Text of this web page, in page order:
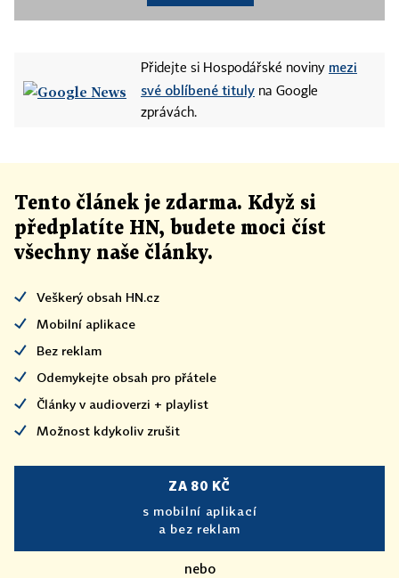
Přidejte si Hospodářské noviny mezi
své oblíbené tituly na Google
zprávách.
Tento článek je zdarma. Když si
předplatíte HN, budete moci číst
všechny naše články.
Veškerý obsah HN.cz
Mobilní aplikace
Bez reklam
Odemykejte obsah pro přátele
Články v audioverzi + playlist
Možnost kdykoliv zrušit
ZA 80 KČ
s mobilní aplikací
a bez reklam
nebo